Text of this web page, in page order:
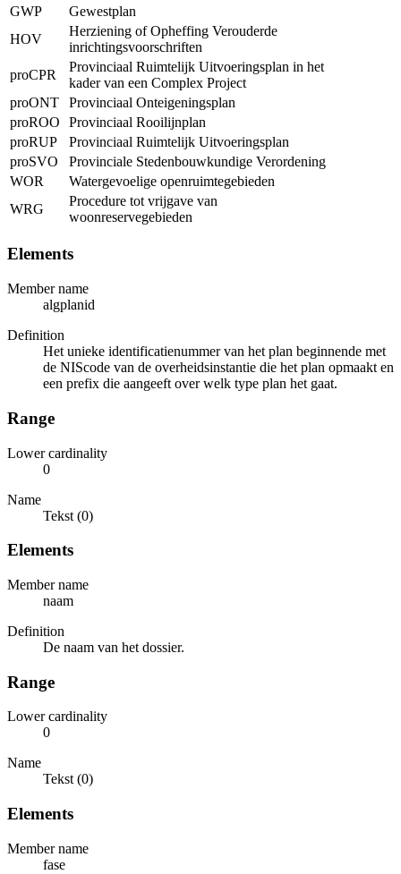
GWP
Gewestplan
HOV
Herziening of Opheffing Verouderde
inrichtingsvoorschriften
proCPR
Provinciaal Ruimtelijk Uitvoeringsplan in het
kader van een Complex Project
proONT
Provinciaal Onteigeningsplan
proROO
Provinciaal Rooilijnplan
proRUP
Provinciaal Ruimtelijk Uitvoeringsplan
proSVO
Provinciale Stedenbouwkundige Verordening
WOR
Watergevoelige openruimtegebieden
WRG
Procedure tot vrijgave van
woonreservegebieden
Elements
Member name
algplanid
Definition
Het unieke identificatienummer van het plan beginnende met
de NIScode van de overheidsinstantie die het plan opmaakt en
een prefix die aangeeft over welk type plan het gaat.
Range
Lower cardinality
0
Name
Tekst (0)
Elements
Member name
naam
Definition
De naam van het dossier.
Range
Lower cardinality
0
Name
Tekst (0)
Elements
Member name
fase